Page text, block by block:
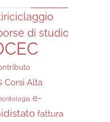
di studio
Corsi Alta
e-
fattura